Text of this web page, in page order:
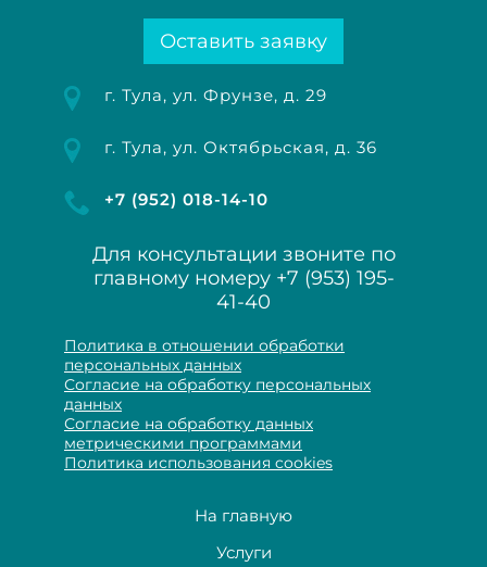
Оставить заявку
г. Тула, ул. Фрунзе, д. 29
г. Тула, ул. Октябрьская, д. 36
+7 (952) 018-14-10
Для консультации звоните по
главному номеру +7 (953) 195-
41-40
Политика в отношении обработки
персональных данных
Согласие на обработку персональных
данных
Согласие на обработку данных
метрическими программами
Политика использования cookies
На главную
Услуги